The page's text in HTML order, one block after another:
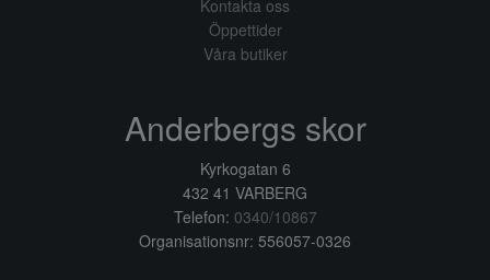
Kontakta oss
Öppettider
Våra butiker
Anderbergs skor
Kyrkogatan 6
432 41 VARBERG
Telefon: 0340/10867
Organisationsnr: 556057-0326